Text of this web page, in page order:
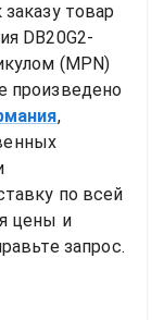
товар
DB20G2-
произведено
,
по всей
цены и
запрос.